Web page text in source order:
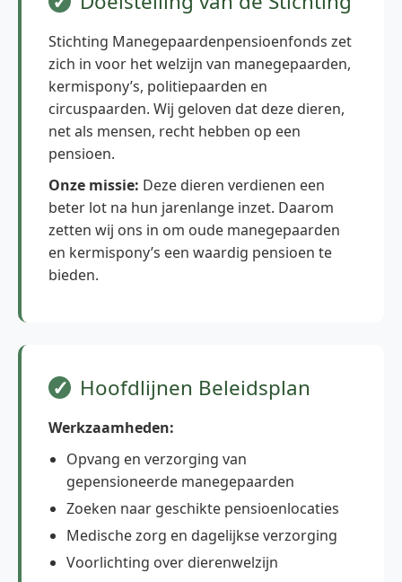
Stichting Manegepaardenpensioenfonds zet
zich in voor het welzijn van manegepaarden,
kermispony’s, politiepaarden en
circuspaarden. Wij geloven dat deze dieren,
net als mensen, recht hebben op een
pensioen.
Onze missie: Deze dieren verdienen een
beter lot na hun jarenlange inzet. Daarom
zetten wij ons in om oude manegepaarden
en kermispony’s een waardig pensioen te
bieden.
Hoofdlijnen Beleidsplan
Werkzaamheden:
Opvang en verzorging van
gepensioneerde manegepaarden
Zoeken naar geschikte pensioenlocaties
Medische zorg en dagelijkse verzorging
Voorlichting over dierenwelzijn